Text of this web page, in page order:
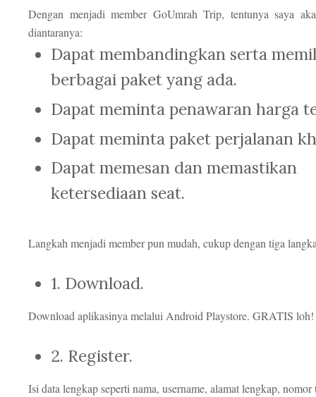
Dengan menjadi member GoUmrah Trip, tentunya saya
diantaranya:
Dapat membandingkan serta
berbagai paket yang ada.
Dapat meminta penawaran harga
Dapat meminta paket perjalanan
Dapat memesan dan memastikan
ketersediaan seat.
Langkah menjadi member pun mudah, cukup dengan tiga
1. Download.
Download aplikasinya melalui Android Playstore. GRATIS loh!
2. Register.
Isi data lengkap seperti nama, username, alamat lengkap, nomor